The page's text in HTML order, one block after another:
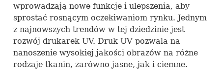
wprowadzają nowe funkcje i ulepszenia, aby
sprostać rosnącym oczekiwaniom rynku. Jednym
z najnowszych trendów w tej dziedzinie jest
rozwój drukarek UV. Druk UV pozwala na
nanoszenie wysokiej jakości obrazów na różne
rodzaje tkanin, zarówno jasne, jak i ciemne.